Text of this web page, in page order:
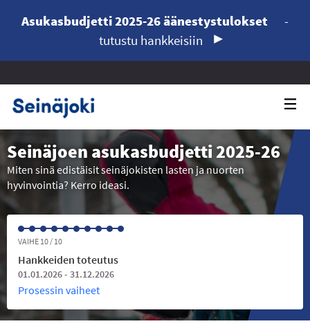
Asukasbudjetti 2025-26 äänestystulokset
-
tutustu hankkeisiin
Seinäjoen asukasbudjetti 2025-26
Miten sinä edistäisit seinäjokisten lasten ja nuorten
hyvinvointia? Kerro ideasi.
VAIHE 10 / 10
Hankkeiden toteutus
01.01.2026 - 31.12.2026
Prosessin vaiheet